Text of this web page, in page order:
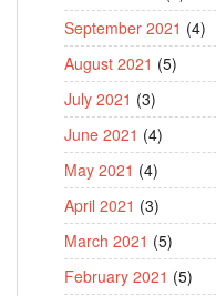
September 2021 (4)
August 2021 (5)
July 2021 (3)
June 2021 (4)
May 2021 (4)
April 2021 (3)
March 2021 (5)
February 2021 (5)